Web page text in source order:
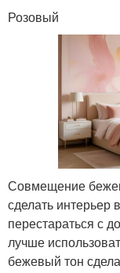
Розовый
Совмещение
сделать
перестараться с
лучше
бежевый тон